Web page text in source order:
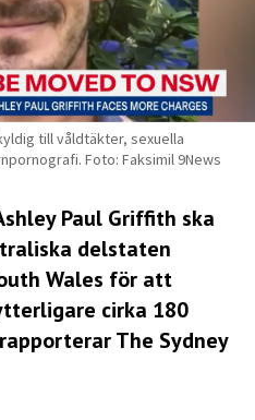
till våldtäkter, sexuella
Foto: Faksimil 9News
Paul Griffith ska
delstaten
Wales för att
cirka 180
The Sydney